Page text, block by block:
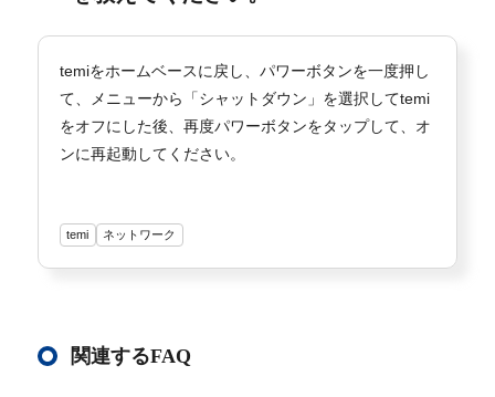
temiをホームベースに戻し、パワーボタンを一度押し
て、メニューから「シャットダウン」を選択してtemi
をオフにした後、再度パワーボタンをタップして、オ
ンに再起動してください。
temi ネットワーク
関連するFAQ